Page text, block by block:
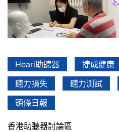
Heari助聽器 捷成健康
聽力損失
聽力測試
頭條日報
香港助聽器討論區